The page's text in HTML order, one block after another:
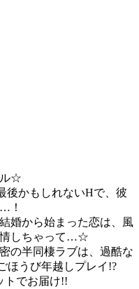
ル☆
後かもしれないHで、彼
…！
婚から始まった恋は、風
情しちゃって…☆
の半同棲ラブは、過酷な
ほうび年越しプレイ!?
トでお届け!!